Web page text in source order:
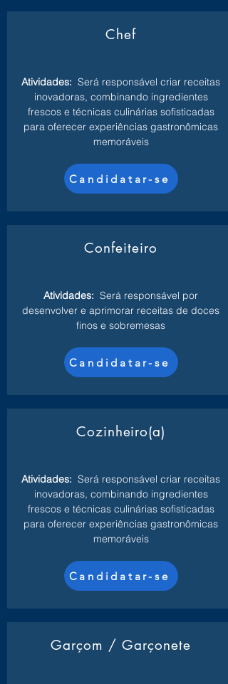
Chef
Atividades: Será responsável criar receitas
inovadoras, combinando ingredientes
frescos e técnicas culinárias sofisticadas
para oferecer experiências gastronômicas
memoráveis
Candidatar-se
Confeiteiro
Atividades: Será responsável por
desenvolver e aprimorar receitas de doces
finos e sobremesas
Candidatar-se
Cozinheiro(a)
Atividades: Será responsável criar receitas
inovadoras, combinando ingredientes
frescos e técnicas culinárias sofisticadas
para oferecer experiências gastronômicas
memoráveis
Candidatar-se
Garçom / Garçonete